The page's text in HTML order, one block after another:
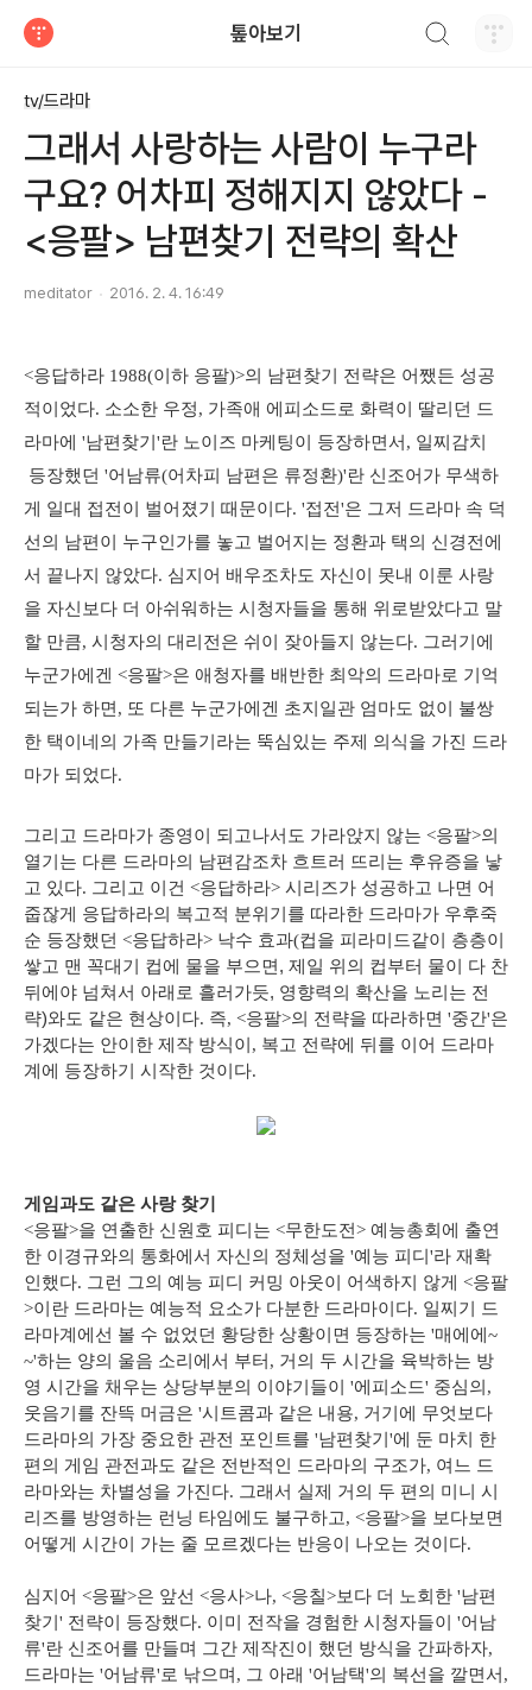
톺아보기
tv/드라마
그래서 사랑하는 사람이 누구라
구요? 어차피 정해지지 않았다 -
<응팔> 남편찾기 전략의 확산
meditator 2016. 2. 4. 16:49
<응답하라 1988(이하 응팔)>의 남편찾기 전략은 어쨌든 성공
적이었다. 소소한 우정, 가족애 에피소드로 화력이 딸리던 드
라마에 '남편찾기'란 노이즈 마케팅이 등장하면서, 일찌감치
등장했던 '어남류(어차피 남편은 류정환)'란 신조어가 무색하
게 일대 접전이 벌어졌기 때문이다. '접전'은 그저 드라마 속 덕
선의 남편이 누구인가를 놓고 벌어지는 정환과 택의 신경전에
서 끝나지 않았다. 심지어 배우조차도 자신이 못내 이룬 사랑
을 자신보다 더 아쉬워하는 시청자들을 통해 위로받았다고 말
할 만큼, 시청자의 대리전은 쉬이 잦아들지 않는다. 그러기에
누군가에겐 <응팔>은 애청자를 배반한 최악의 드라마로 기억
되는가 하면, 또 다른 누군가에겐 초지일관 엄마도 없이 불쌍
한 택이네의 가족 만들기라는 뚝심있는 주제 의식을 가진 드라
마가 되었다.
그리고 드라마가 종영이 되고나서도 가라앉지 않는 <응팔>의
열기는 다른 드라마의 남편감조차 흐트러 뜨리는 후유증을 낳
고 있다. 그리고 이건 <응답하라> 시리즈가 성공하고 나면 어
줍잖게 응답하라의 복고적 분위기를 따라한 드라마가 우후죽
순 등장했던 <응답하라> 낙수 효과(컵을 피라미드같이 층층이
쌓고 맨 꼭대기 컵에 물을 부으면, 제일 위의 컵부터 물이 다 찬
뒤에야 넘쳐서 아래로 흘러가듯, 영향력의 확산을 노리는 전
략)와도 같은 현상이다. 즉, <응팔>의 전략을 따라하면 '중간'은
가겠다는 안이한 제작 방식이, 복고 전략에 뒤를 이어 드라마
계에 등장하기 시작한 것이다.
게임과도 같은 사랑 찾기
<응팔>을 연출한 신원호 피디는 <무한도전> 예능총회에 출연
한 이경규와의 통화에서 자신의 정체성을 '예능 피디'라 재확
인했다. 그런 그의 예능 피디 커밍 아웃이 어색하지 않게 <응팔
>이란 드라마는 예능적 요소가 다분한 드라마이다. 일찌기 드
라마계에선 볼 수 없었던 황당한 상황이면 등장하는 '매에에~
~'하는 양의 울음 소리에서 부터, 거의 두 시간을 육박하는 방
영 시간을 채우는 상당부분의 이야기들이 '에피소드' 중심의,
웃음기를 잔뜩 머금은 '시트콤과 같은 내용, 거기에 무엇보다
드라마의 가장 중요한 관전 포인트를 '남편찾기'에 둔 마치 한
편의 게임 관전과도 같은 전반적인 드라마의 구조가, 여느 드
라마와는 차별성을 가진다. 그래서 실제 거의 두 편의 미니 시
리즈를 방영하는 런닝 타임에도 불구하고, <응팔>을 보다보면
어떻게 시간이 가는 줄 모르겠다는 반응이 나오는 것이다.
심지어 <응팔>은 앞선 <응사>나, <응칠>보다 더 노회한 '남편
찾기' 전략이 등장했다. 이미 전작을 경험한 시청자들이 '어남
류'란 신조어를 만들며 그간 제작진이 했던 방식을 간파하자,
드라마는 '어남류'로 낚으며, 그 아래 '어남택'의 복선을 깔면서,